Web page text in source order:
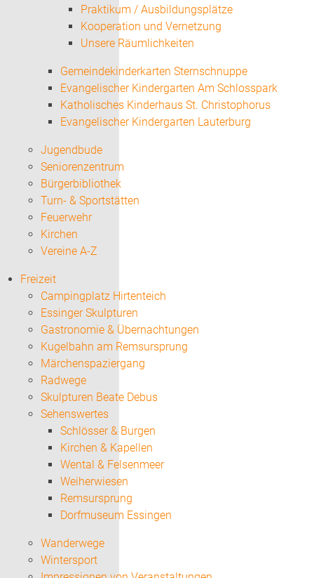
Praktikum / Ausbildungsplätze
Kooperation und Vernetzung
Unsere Räumlichkeiten
Gemeindekinderkarten Sternschnuppe
Evangelischer Kindergarten Am Schlosspark
Katholisches Kinderhaus St. Christophorus
Evangelischer Kindergarten Lauterburg
Jugendbude
Seniorenzentrum
Bürgerbibliothek
Turn- & Sportstätten
Feuerwehr
Kirchen
Vereine A-Z
Freizeit
Campingplatz Hirtenteich
Essinger Skulpturen
Gastronomie & Übernachtungen
Kugelbahn am Remsursprung
Märchenspaziergang
Radwege
Skulpturen Beate Debus
Sehenswertes
Schlösser & Burgen
Kirchen & Kapellen
Wental & Felsenmeer
Weiherwiesen
Remsursprung
Dorfmuseum Essingen
Wanderwege
Wintersport